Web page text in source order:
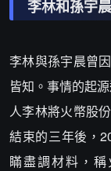
李林和孫宇
李林與孫宇晨曾
皆知。事情的起
人李林將火幣股
結束的三年後，
瞞盡調材料，